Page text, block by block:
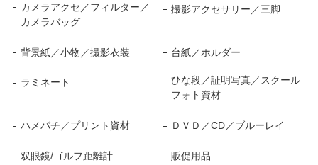
カメラアクセ／フィルター／
カメラバッグ
撮影アクセサリー／三脚
背景紙／小物／撮影衣装 台紙／ホルダー
ラミネート
ひな段／証明写真／スクール
フォト資材
ハメパチ／プリント資材 ＤＶＤ／CD／ブルーレイ
双眼鏡/ゴルフ距離計 販促用品